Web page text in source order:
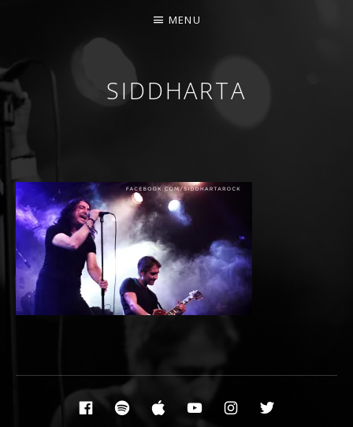
SIDDHARTA
MENU
Social Media Profiles
FacebookSpotifyItunesYouTubeInstagram